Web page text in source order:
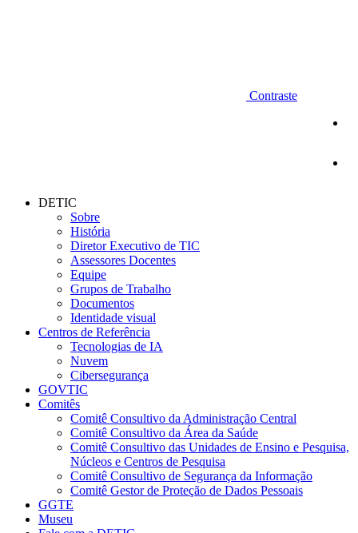
Contraste
DETIC
Sobre
História
Diretor Executivo de TIC
Assessores Docentes
Equipe
Grupos de Trabalho
Documentos
Identidade visual
Centros de Referência
Tecnologias de IA
Nuvem
Cibersegurança
GOVTIC
Comitês
Comitê Consultivo da Administração Central
Comitê Consultivo da Área da Saúde
Comitê Consultivo das Unidades de Ensino e Pesquisa,
Núcleos e Centros de Pesquisa
Comitê Consultivo de Segurança da Informação
Comitê Gestor de Proteção de Dados Pessoais
GGTE
Museu